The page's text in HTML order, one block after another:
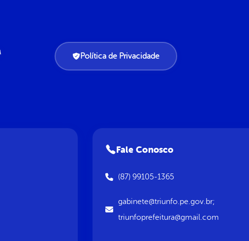
Política de Privacidade
Fale Conosco
(87) 99105-1365
gabinete@triunfo.pe.gov.br;
triunfoprefeitura@gmail.com